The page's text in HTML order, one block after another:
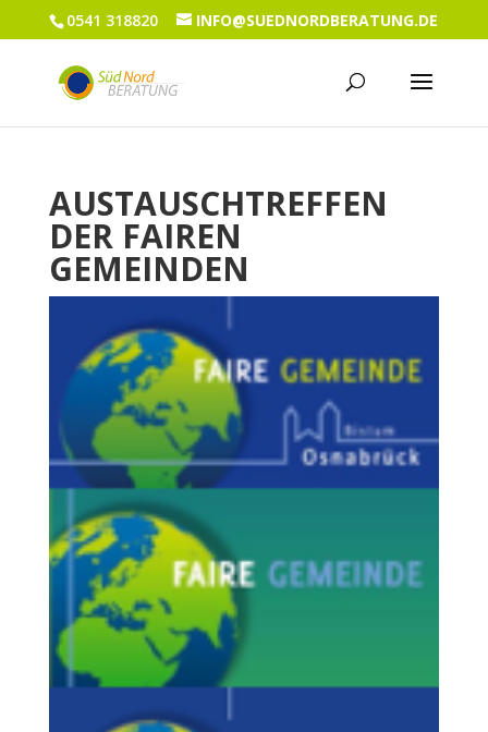
0541 318820 INFO@SUEDNORDBERATUNG.DE
AUSTAUSCHTREFFEN
DER FAIREN
GEMEINDEN